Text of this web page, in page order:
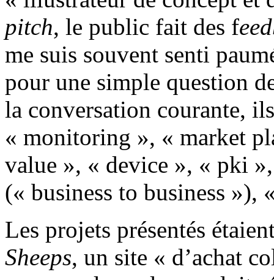
pitch, le public fait des f
me suis souvent senti
pour une simple question
la conversation courante,
« monitoring », « market
value », « device », « pki
(« business to business »),
Les projets présentés
Sheeps, un site « d’achat